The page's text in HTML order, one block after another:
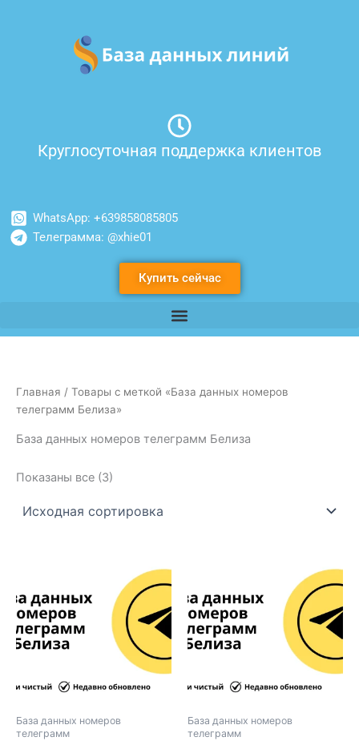
содержимому
Круглосуточная поддержка клиентов
WhatsApp: +639858085805
Телеграмма: @xhie01
Купить сейчас
Главная / Товары с меткой «База данных номеров
телеграмм Белиза»
База данных номеров телеграмм Белиза
Показаны все (3)
База данных номеров
телеграмм
База данных номеров
телеграмм